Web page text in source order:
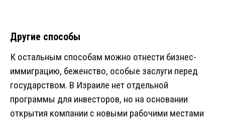
Другие способы
К остальным способам можно отнести бизнес-
иммиграцию, беженство, особые заслуги перед
государством. В Израиле нет отдельной
программы для инвесторов, но на основании
открытия компании с новыми рабочими местами